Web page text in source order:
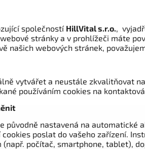
společností HillVital s.r.o.,
stránky a v prohlížeči máte
našich webových stránek,
vytvářet a neustále zkvalitňovat
používáním cookies na
původně nastavená na automatické
poslat do vašeho zařízení.
počítač, smartphone, tablet),